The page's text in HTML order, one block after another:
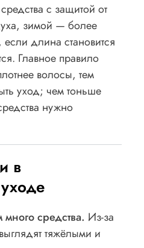
с защитой от
зимой — более
если длина становится
Главное правило
волосы, тем
уход; чем тоньше
нужно
в
средства. Из-за
тяжёлыми и